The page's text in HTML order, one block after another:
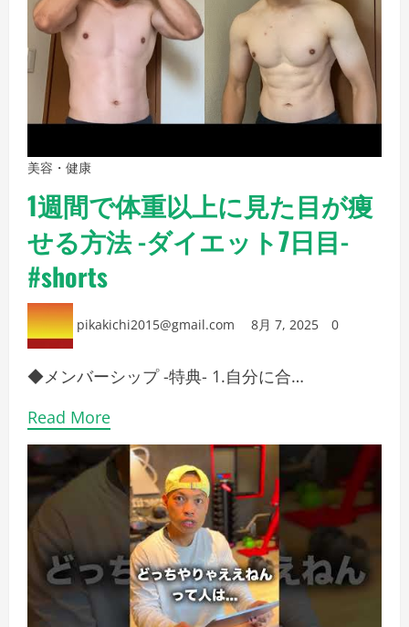
美容・健康
1週間で体重以上に見た目が痩
せる方法 -ダイエット7日目-
#shorts
pikakichi2015@gmail.com 8月 7, 2025 0
◆メンバーシップ -特典- 1.自分に合…
Read More